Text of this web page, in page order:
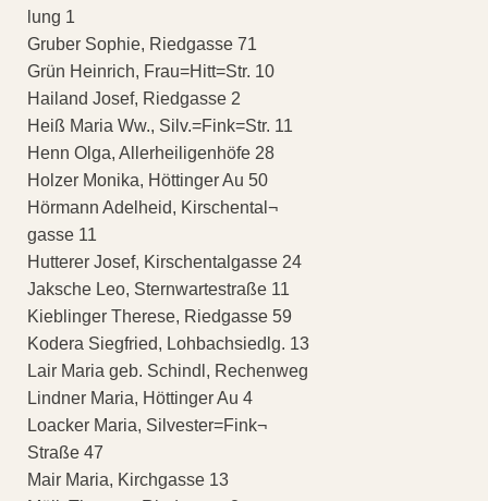
lung 1
Gruber Sophie, Riedgasse 71
Grün Heinrich, Frau=Hitt=Str. 10
Hailand Josef, Riedgasse 2
Heiß Maria Ww., Silv.=Fink=Str. 11
Henn Olga, Allerheiligenhöfe 28
Holzer Monika, Höttinger Au 50
Hörmann Adelheid, Kirschental¬
gasse 11
Hutterer Josef, Kirschentalgasse 24
Jaksche Leo, Sternwartestraße 11
Kieblinger Therese, Riedgasse 59
Kodera Siegfried, Lohbachsiedlg. 13
Lair Maria geb. Schindl, Rechenweg
Lindner Maria, Höttinger Au 4
Loacker Maria, Silvester=Fink¬
Straße 47
Mair Maria, Kirchgasse 13